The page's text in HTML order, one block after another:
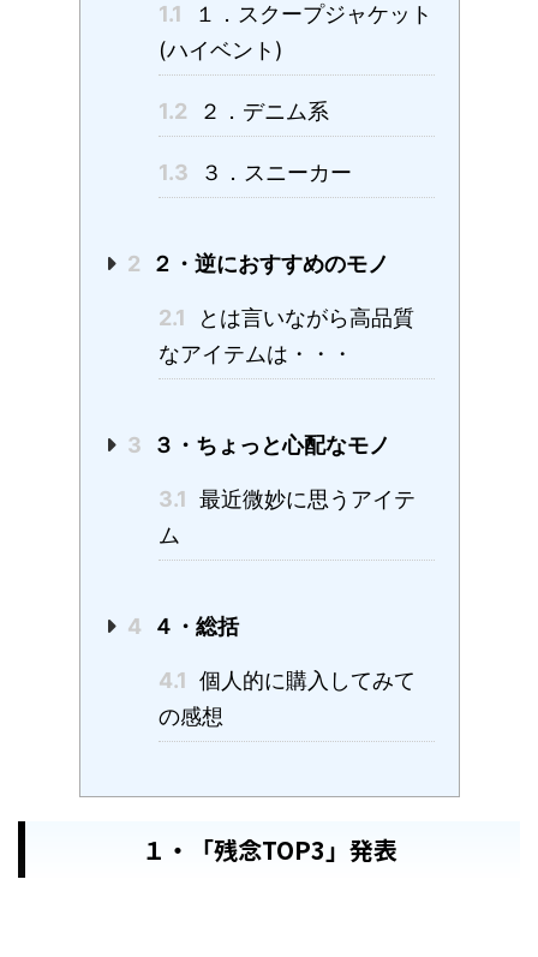
1.1
１．スクープジャケット
(ハイベント)
1.2 ２．デニム系
1.3 ３．スニーカー
2 ２・逆におすすめのモノ
2.1
とは言いながら高品質
なアイテムは・・・
3 ３・ちょっと心配なモノ
3.1 最近微妙に思うアイテ
ム
4 ４・総括
4.1 個人的に購入してみて
の感想
１・「残念TOP3」発表